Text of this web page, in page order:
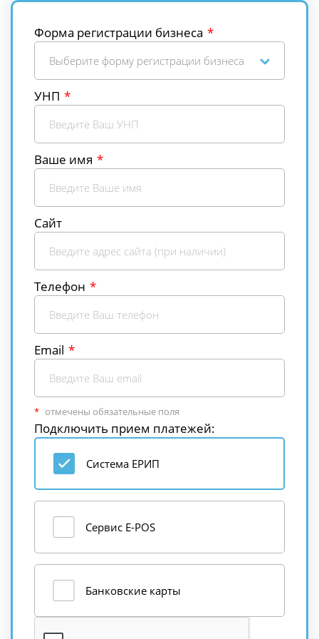
Форма регистрации бизнеса
Выберите форму регистрации бизнеса
УНП
Ваше имя
Сайт
Телефон
Email
отмечены обязательные поля
Подключить прием платежей:
Система ЕРИП
Сервис E-POS
Банковские карты